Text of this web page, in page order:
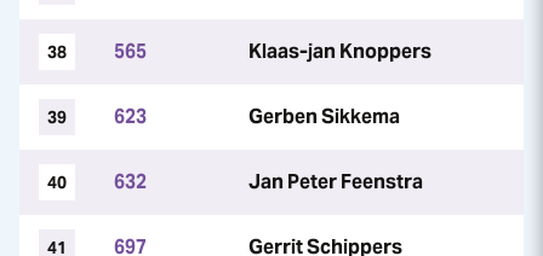
38 565 Klaas-jan Knoppers
39 623 Gerben Sikkema
40 632 Jan Peter Feenstra
41 697 Gerrit Schippers